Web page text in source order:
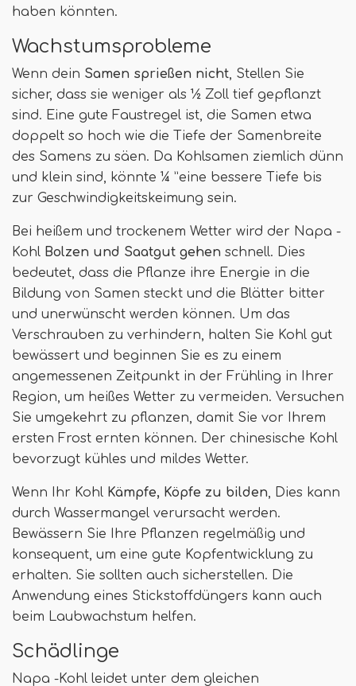
haben könnten.
Wachstumsprobleme
Wenn dein Samen sprießen nicht, Stellen Sie
sicher, dass sie weniger als ½ Zoll tief gepflanzt
sind. Eine gute Faustregel ist, die Samen etwa
doppelt so hoch wie die Tiefe der Samenbreite
des Samens zu säen. Da Kohlsamen ziemlich dünn
und klein sind, könnte ¼ ”eine bessere Tiefe bis
zur Geschwindigkeitskeimung sein.
Bei heißem und trockenem Wetter wird der Napa -
Kohl Bolzen und Saatgut gehen schnell. Dies
bedeutet, dass die Pflanze ihre Energie in die
Bildung von Samen steckt und die Blätter bitter
und unerwünscht werden können. Um das
Verschrauben zu verhindern, halten Sie Kohl gut
bewässert und beginnen Sie es zu einem
angemessenen Zeitpunkt in der Frühling in Ihrer
Region, um heißes Wetter zu vermeiden. Versuchen
Sie umgekehrt zu pflanzen, damit Sie vor Ihrem
ersten Frost ernten können. Der chinesische Kohl
bevorzugt kühles und mildes Wetter.
Wenn Ihr Kohl Kämpfe, Köpfe zu bilden, Dies kann
durch Wassermangel verursacht werden.
Bewässern Sie Ihre Pflanzen regelmäßig und
konsequent, um eine gute Kopfentwicklung zu
erhalten. Sie sollten auch sicherstellen. Die
Anwendung eines Stickstoffdüngers kann auch
beim Laubwachstum helfen.
Schädlinge
Napa -Kohl leidet unter dem gleichen